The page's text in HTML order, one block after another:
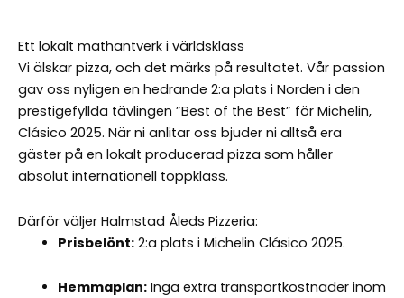
Ett lokalt mathantverk i världsklass
Vi älskar pizza, och det märks på resultatet. Vår passion
gav oss nyligen en hedrande 2:a plats i Norden i den
prestigefyllda tävlingen ”Best of the Best” för Michelin,
Clásico 2025. När ni anlitar oss bjuder ni alltså era
gäster på en lokalt producerad pizza som håller
absolut internationell toppklass.
Därför väljer Halmstad Åleds Pizzeria:
Prisbelönt:2:a plats i Michelin Clásico 2025.
Hemmaplan:Inga extra transportkostnader inom